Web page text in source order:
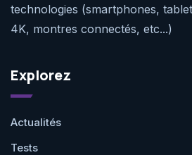
technologies (smartphones,
4K, montres connectés, etc...)
Explorez
Actualités
Tests